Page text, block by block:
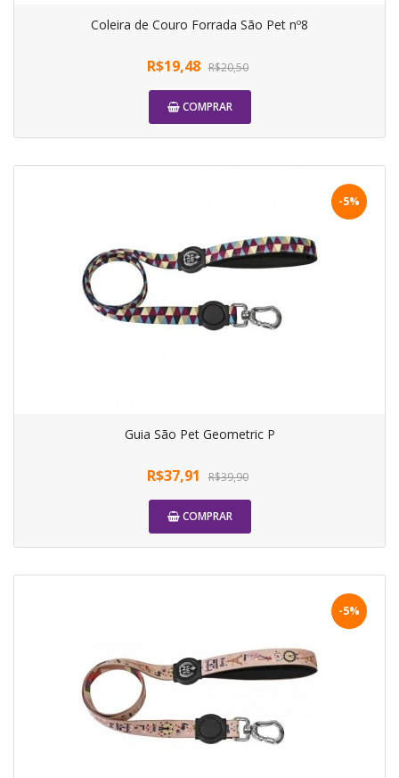
Coleira de Couro Forrada São Pet nº8
R$19,48 R$20,50
COMPRAR
-5%
Guia São Pet Geometric P
R$37,91 R$39,90
COMPRAR
-5%